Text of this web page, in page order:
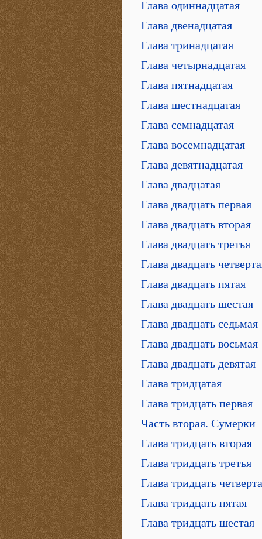
Глава одиннадцатая
Глава двенадцатая
Глава тринадцатая
Глава четырнадцатая
Глава пятнадцатая
Глава шестнадцатая
Глава семнадцатая
Глава восемнадцатая
Глава девятнадцатая
Глава двадцатая
Глава двадцать первая
Глава двадцать вторая
Глава двадцать третья
Глава двадцать
Глава двадцать пятая
Глава двадцать шестая
Глава двадцать седьмая
Глава двадцать восьмая
Глава двадцать девятая
Глава тридцатая
Глава тридцать первая
Часть вторая. Сумерки
Глава тридцать вторая
Глава тридцать третья
Глава тридцать
Глава тридцать пятая
Глава тридцать шестая